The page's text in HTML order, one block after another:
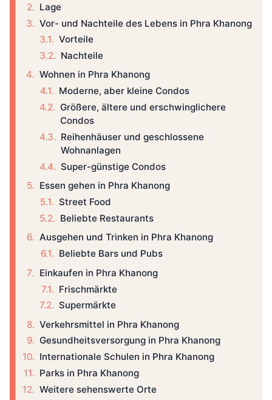
Lage
Vor- und Nachteile des Lebens in Phra Khanong
Vorteile
Nachteile
Wohnen in Phra Khanong
Moderne, aber kleine Condos
Größere, ältere und erschwinglichere
Condos
Reihenhäuser und geschlossene
Wohnanlagen
Super-günstige Condos
Essen gehen in Phra Khanong
Street Food
Beliebte Restaurants
Ausgehen und Trinken in Phra Khanong
Beliebte Bars und Pubs
Einkaufen in Phra Khanong
Frischmärkte
Supermärkte
Verkehrsmittel in Phra Khanong
Gesundheitsversorgung in Phra Khanong
Internationale Schulen in Phra Khanong
Parks in Phra Khanong
Weitere sehenswerte Orte